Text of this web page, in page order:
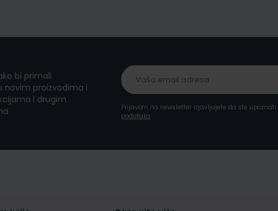
bi primali
novim proizvodima i
i drugim
Prijavom na newsletter izjavljujete da ste
podataka